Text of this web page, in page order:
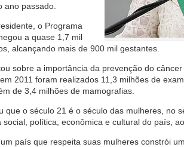
ano passado.
o Programa
a quase 1,7 mil
alcançando mais de 900 mil gestantes.
sobre a importância da prevenção do
2011 foram realizados 11,3 milhões de
de 3,4 milhões de mamografias.
que o século 21 é o século das mulheres, no
social, política, econômica e cultural do país,
país que respeita suas mulheres constrói